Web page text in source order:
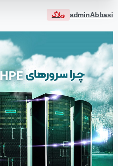
adminAbbasi وبلاگ